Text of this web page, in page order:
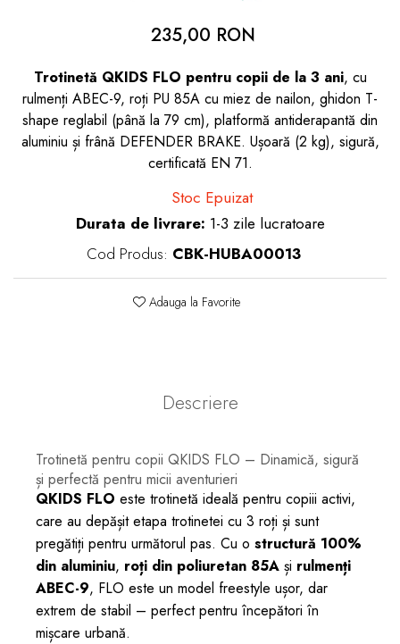
Produse îngrijire copii
Igiena copii
235,00 RON
Trotinetă QKIDS FLO pentru copii de la 3 ani, cu
rulmenți ABEC-9, roți PU 85A cu miez de nailon, ghidon T-
shape reglabil (până la 79 cm), platformă antiderapantă din
aluminiu și frână DEFENDER BRAKE. Ușoară (2 kg), sigură,
certificată EN 71.
Stoc Epuizat
Durata de livrare: 1-3 zile lucratoare
Cod Produs: CBK-HUBA00013
Adauga la Favorite
Descriere
Trotinetă pentru copii QKIDS FLO – Dinamică, sigură
și perfectă pentru micii aventurieri
QKIDS FLO este trotinetă ideală pentru copiii activi,
care au depășit etapa trotinetei cu 3 roți și sunt
pregătiți pentru următorul pas. Cu o structură 100%
din aluminiu, roți din poliuretan 85A și rulmenți
ABEC-9, FLO este un model freestyle ușor, dar
extrem de stabil – perfect pentru începători în
mișcare urbană.